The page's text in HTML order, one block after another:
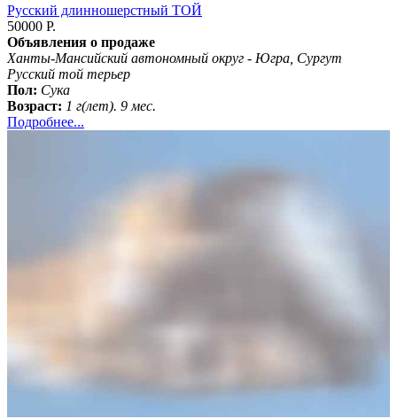
Русский длинношерстный ТОЙ
50000 Р.
Объявления о продаже
Ханты-Мансийский автономный округ - Югра, Сургут
Русский той терьер
Пол: Сука
Возраст: 1 г(лет). 9 мес.
Подробнее...